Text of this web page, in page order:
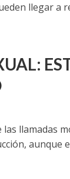
llegar a
llamadas
aunque